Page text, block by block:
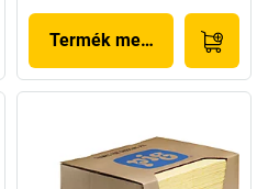
Termék megjelenítése